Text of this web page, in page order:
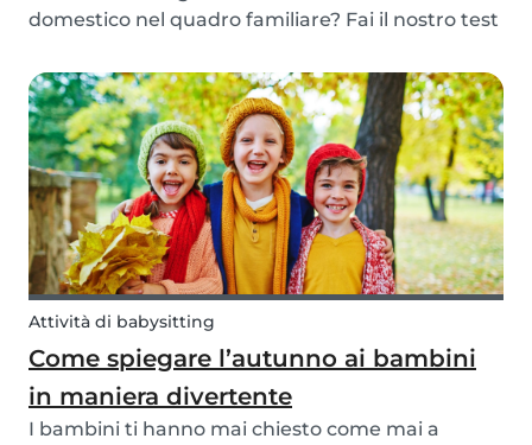
domestico nel quadro familiare? Fai il nostro test
scegliere!
Attività di babysitting
Come spiegare l’autunno ai bambini
in maniera divertente
I bambini ti hanno mai chiesto come mai a